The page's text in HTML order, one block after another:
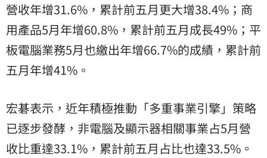
營收年增31.6%，累計前五月更大增38.4%；商
用產品5月年增60.8%，累計前五月成長49%；平
板電腦業務5月也繳出年增66.7%的成績，累計前
五月年增41%。
宏碁表示，近年積極推動「多重事業引擎」策略
已逐步發酵，非電腦及顯示器相關事業占5月營
收比重達33.1%，累計前五月占比也達33.5%。